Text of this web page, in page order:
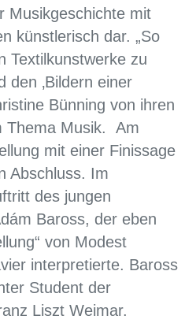
Musikgeschichte mit
künstlerisch dar. „So
Textilkunstwerke zu
den ‚Bildern einer
Bünning von ihren
Thema Musik. Am
mit einer Finissage
Abschluss. Im
des jungen
Baross, der eben
von Modest
interpretierte. Baross
Student der
Liszt Weimar.